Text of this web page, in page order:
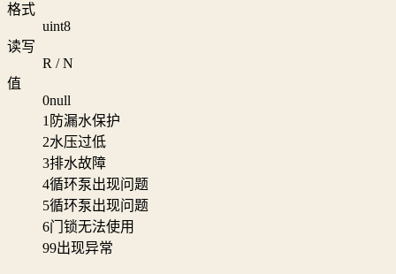
格式
uint8
读写
R / N
值
0null
1 防漏水保护
2水压过低
3排水故障
4循环泵出现问题
5循环泵出现问题
6门锁无法使用
99出现异常